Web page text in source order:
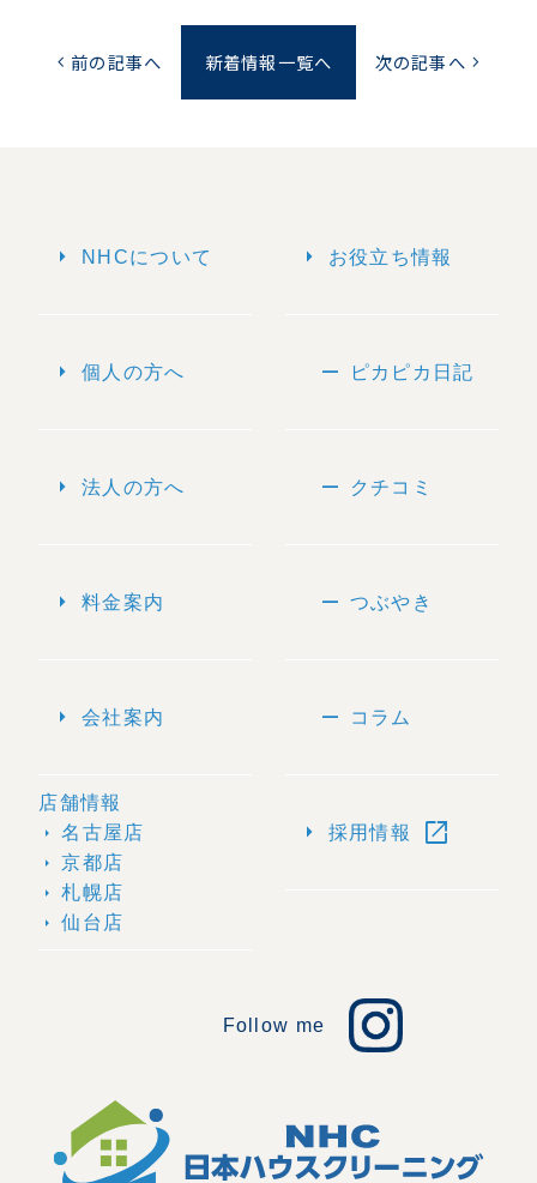
chevron_left 前の記事へ 新着情報一覧へ 次の記事へ chevron_right
arrow_right NHCについて
arrow_right 個人の方へ
arrow_right 法人の方へ
arrow_right 料金案内
arrow_right 会社案内
店舗情報
arrow_right 名古屋店
arrow_right 京都店
arrow_right 札幌店
arrow_right 仙台店
arrow_right お役立ち情報
remove ピカピカ日記
remove クチコミ
remove つぶやき
remove コラム
arrow_right 採用情報 open_in_new
Follow me